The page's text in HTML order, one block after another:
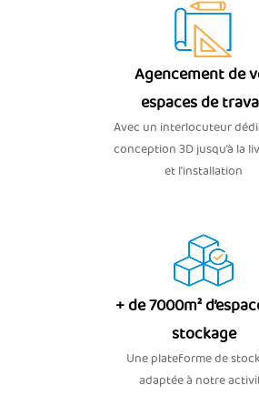
Agencement de
espaces de
Avec un interlocuteur
conception 3D jusqu’à la
et l'installation
+ de 7000m²
stockage
Une plateforme de
adaptée à notre